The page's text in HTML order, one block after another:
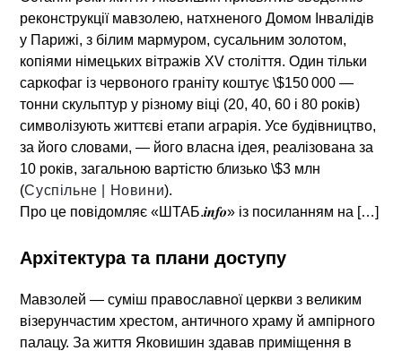
реконструкції мавзолею, натхненого Домом Інвалідів
у Парижі, з білим мармуром, сусальним золотом,
копіями німецьких вітражів XV століття. Один тільки
саркофаг із червоного граніту коштує \$150 000 —
тонни скульптур у різному віці (20, 40, 60 і 80 років)
символізують життєві етапи аграрія. Усе будівництво,
за його словами, — його власна ідея, реалізована за
10 років, загальною вартістю близько \$3 млн
(Суспільне | Новини).
Про це повідомляє «ШТАБ.𝒊𝒏𝒇𝒐» із посиланням на […]
Архітектура та плани доступу
Мавзолей — суміш православної церкви з великим
візерунчастим хрестом, античного храму й ампірного
палацу. За життя Яковишин здавав приміщення в